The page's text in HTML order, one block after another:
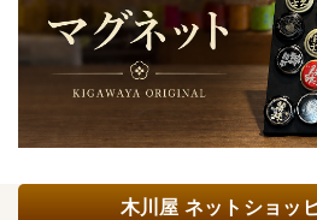
木川屋 ネットショッ